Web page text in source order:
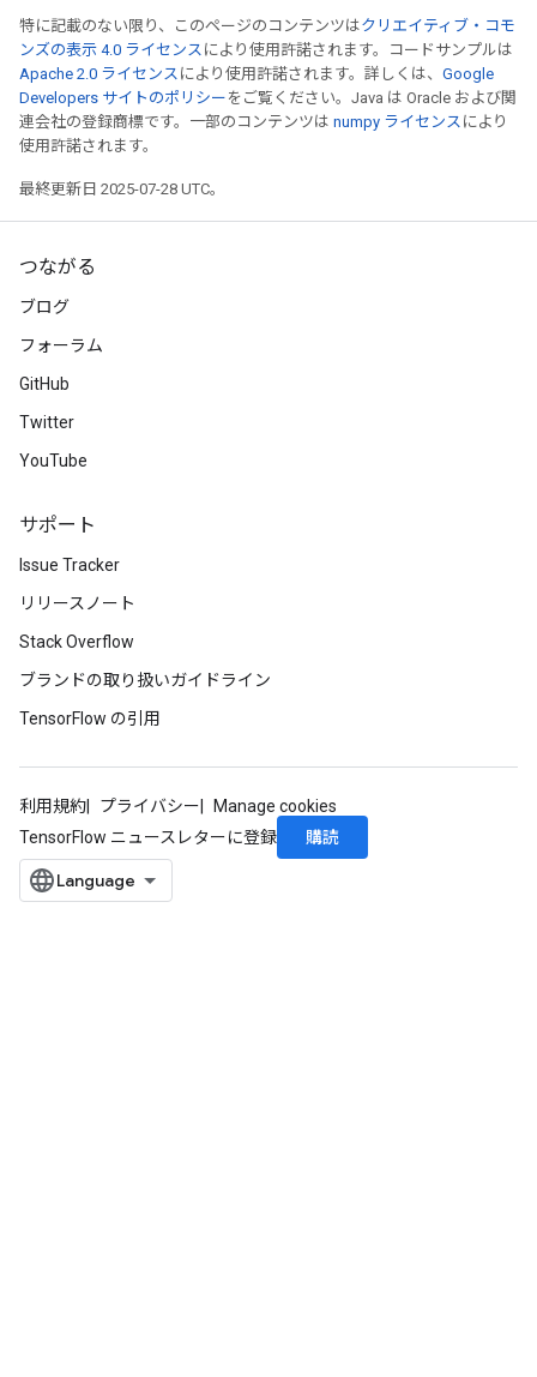
特に記載のない限り、このページのコンテンツはクリエイティブ・コモ
ンズの表示 4.0 ライセンス により使用許諾されます。コードサンプルは
Apache 2.0 ライセンス により使用許諾されます。詳しくは、 Google
Developers サイトのポリシー をご覧ください。Java は Oracle および関
連会社の登録商標です。一部のコンテンツは numpy ライセンス により
使用許諾されます。
最終更新日 2025-07-28 UTC。
つながる
ブログ
フォーラム
GitHub
Twitter
YouTube
サポート
Issue Tracker
リリースノート
Stack Overflow
ブランドの取り扱いガイドライン
TensorFlow の引用
利用規約 プライバシー
Manage cookies
TensorFlow ニュースレターに登録
購読